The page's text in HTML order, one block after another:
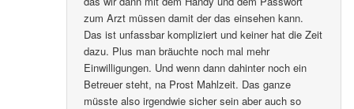
zum Arzt müssen damit der das einsehen kann.
Das ist unfassbar kompliziert und keiner hat die Zeit
dazu. Plus man bräuchte noch mal mehr
Einwilligungen. Und wenn dann dahinter noch ein
Betreuer steht, na Prost Mahlzeit. Das ganze
müsste also irgendwie sicher sein aber auch so